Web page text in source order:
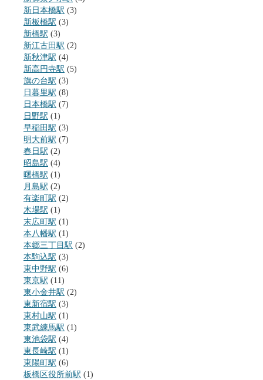
新日本橋駅 (3)
新板橋駅 (3)
新橋駅 (3)
新江古田駅 (2)
新秋津駅 (4)
新高円寺駅 (5)
旗の台駅 (3)
日暮里駅 (8)
日本橋駅 (7)
日野駅 (1)
早稲田駅 (3)
明大前駅 (7)
春日駅 (2)
昭島駅 (4)
曙橋駅 (1)
月島駅 (2)
有楽町駅 (2)
木場駅 (1)
末広町駅 (1)
本八幡駅 (1)
本郷三丁目駅 (2)
本駒込駅 (3)
東中野駅 (6)
東京駅 (11)
東小金井駅 (2)
東新宿駅 (3)
東村山駅 (1)
東武練馬駅 (1)
東池袋駅 (4)
東長崎駅 (1)
東陽町駅 (6)
板橋区役所前駅 (1)